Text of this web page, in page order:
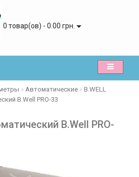
0 товар(ов) - 0.00 грн.
Автоматические
B.WELL
B.Well PRO-33
B.Well PRO-